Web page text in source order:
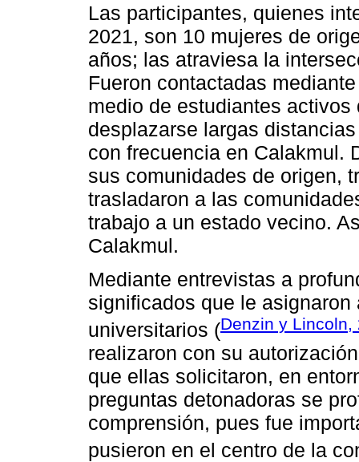
Las participantes, quienes
2021, son 10 mujeres de
años; las atraviesa la
Fueron contactadas
medio de estudiantes
desplazarse largas
con frecuencia en Calakmul.
sus comunidades de origen,
trasladaron a las
trabajo a un estado vecino.
Calakmul.
Mediante entrevistas a
significados que le
universitarios (Denzin y Lincoln,
realizaron con su
que ellas solicitaron, en
preguntas detonadoras se
comprensión, pues fue
pusieron en el centro de la